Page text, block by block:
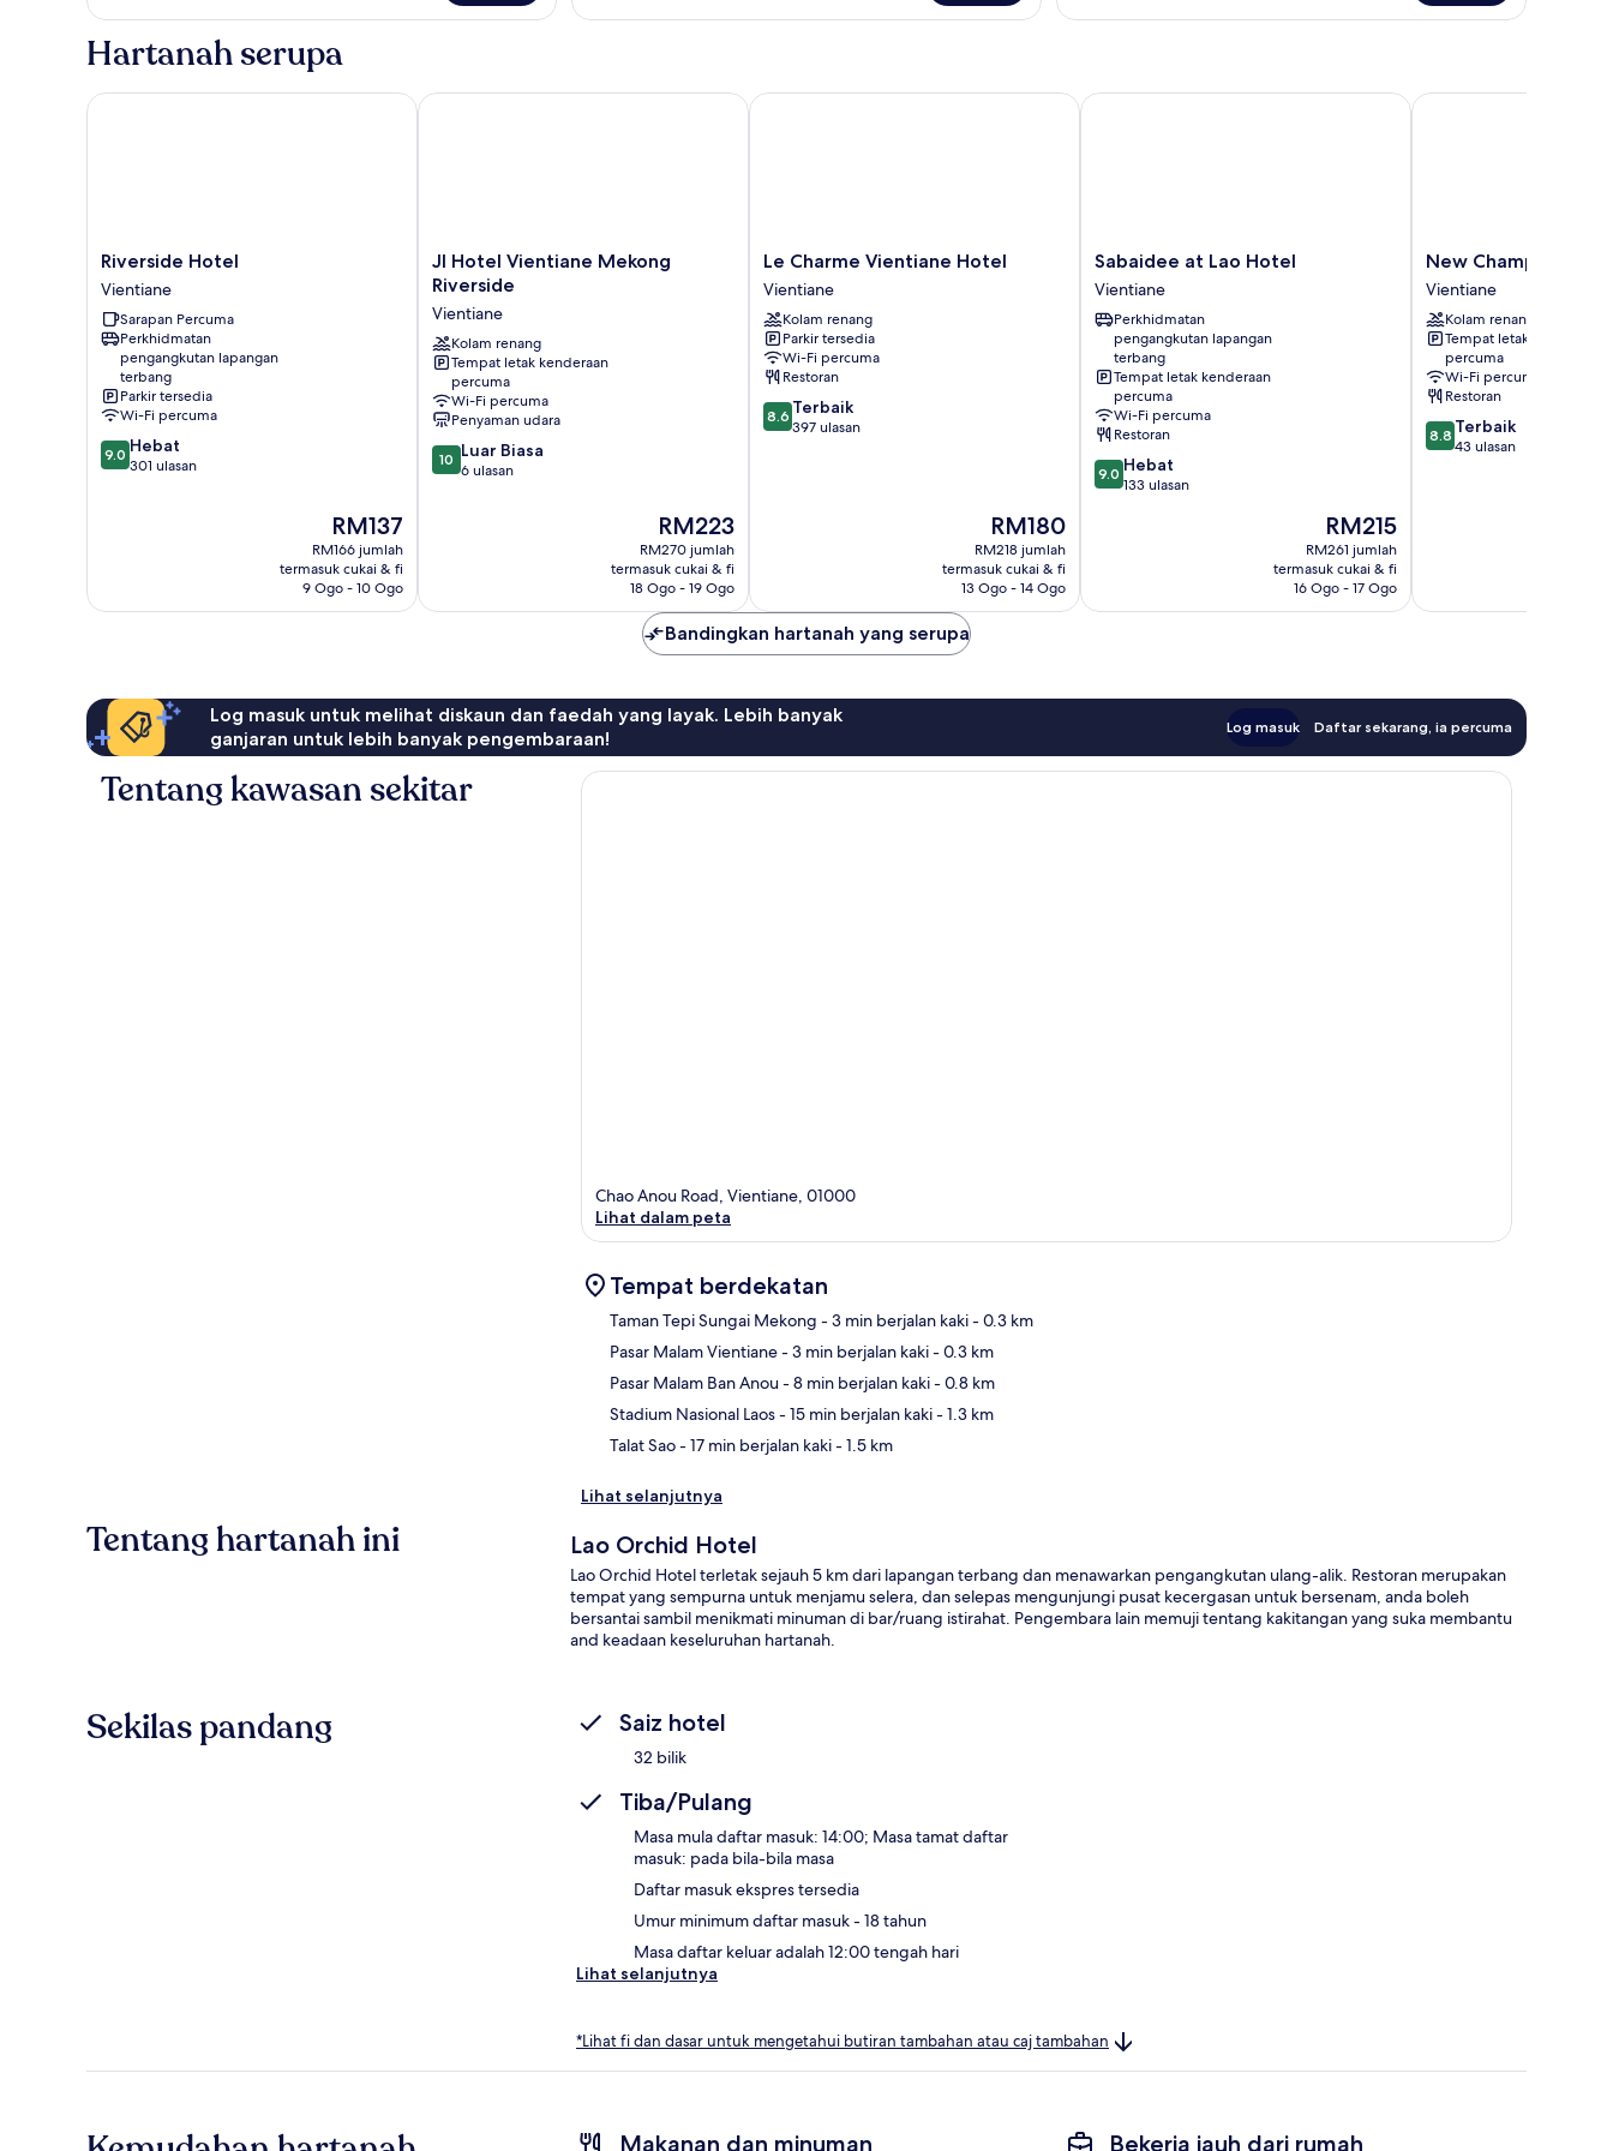
Double
View
Hartanah serupa
Riverside
Hotel
Vientiane
Riverside Hotel
Vientiane
Sarapan Percuma
Perkhidmatan
pengangkutan lapangan
terbang
Parkir tersedia
Wi-Fi percuma
9.0
daripada
9.0 Hebat
301 ulasan
Harga
ialah
RM137
RM137
RM166 jumlah
termasuk cukai & fi
9 Ogo - 10 Ogo
Riverside Hotel
JI
Hotel
Mekong
Riverside
Vientiane
JI Hotel Vientiane Mekong
Riverside
Vientiane
Kolam renang
Tempat letak kenderaan
percuma
Wi-Fi percuma
Penyaman udara
10.0
daripada
10 Luar Biasa
6 ulasan
Harga
ialah
RM223
RM223
RM270 jumlah
termasuk cukai & fi
18 Ogo - 19 Ogo
JI Hotel Vientiane Mekong Riverside
Le
Charme
Vientiane
Hotel
Vientiane
Le Charme Vientiane Hotel
Vientiane
Kolam renang
Parkir tersedia
Wi-Fi percuma
Restoran
8.6
daripada
8.6 Terbaik
397 ulasan
Harga
ialah
RM180
RM180
RM218 jumlah
termasuk cukai & fi
13 Ogo - 14 Ogo
Le Charme Vientiane Hotel
Sabaidee
at
Lao
Hotel
Vientiane
Sabaidee at Lao Hotel
Vientiane
Perkhidmatan
pengangkutan lapangan
terbang
Tempat letak kenderaan
percuma
Wi-Fi percuma
Restoran
9.0
daripada
9.0 Hebat
133 ulasan
Harga
ialah
RM215
RM215
RM261 jumlah
termasuk cukai & fi
16 Ogo - 17 Ogo
Sabaidee at Lao Hotel
New
Champa
Boutique
Hotel
Vientiane
New Champa
Vientiane
Kolam renang
Tempat letak kenderaan
percuma
Wi-Fi percuma
Restoran
8.8
daripada
8.8 Terbaik
43 ulasan
New Champa
Bandingkan hartanah yang serupa
Log masuk untuk melihat diskaun dan faedah yang layak. Lebih banyak
ganjaran untuk lebih banyak pengembaraan!
Log masuk Daftar sekarang, ia percuma
Tentang kawasan sekitar
Chao Anou Road, Vientiane, 01000
Lihat dalam peta
Tempat berdekatan
Taman Tepi Sungai Mekong - 3 min berjalan kaki- 0.3 km
Pasar Malam Vientiane- 3 min berjalan kaki- 0.3 km
Pasar Malam Ban Anou- 8 min berjalan kaki- 0.8 km
Stadium Nasional Laos- 15 min berjalan kaki- 1.3 km
Talat Sao- 17 min berjalan kaki- 1.5 km
Lihat selanjutnya
Tentang hartanah ini Lao Orchid Hotel
Lao Orchid Hotel terletak sejauh 5 km dari lapangan terbang dan menawarkan pengangkutan ulang-alik. Restoran merupakan
tempat yang sempurna untuk menjamu selera, dan selepas mengunjungi pusat kecergasan untuk bersenam, anda boleh
bersantai sambil menikmati minuman di bar/ruang istirahat. Pengembara lain memuji tentang kakitangan yang suka membantu
and keadaan keseluruhan hartanah.
Sekilas pandang Saiz hotel
32 bilik
Tiba/Pulang
Masa mula daftar masuk: 14:00; Masa tamat daftar
masuk: pada bila-bila masa
Daftar masuk ekspres tersedia
Umur minimum daftar masuk - 18 tahun
Masa daftar keluar adalah 12:00 tengah hari
Lihat selanjutnya
*Lihat fi dan dasar untuk mengetahui butiran tambahan atau caj tambahan
Makanan dan minuman Bekerja jauh dari rumah